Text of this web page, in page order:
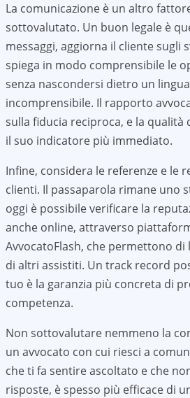
La comunicazione è un altro
sottovalutato. Un buon legale è
messaggi, aggiorna il cliente sugli
spiega in modo comprensibile le
senza nascondersi dietro un
incomprensibile. Il rapporto
sulla fiducia reciproca, e la qualità
il suo indicatore più immediato.
Infine, considera le referenze e le
clienti. Il passaparola rimane uno
oggi è possibile verificare la
anche online, attraverso
AvvocatoFlash, che permettono di
di altri assistiti. Un track record
tuo è la garanzia più concreta di
competenza.
Non sottovalutare nemmeno la
un avvocato con cui riesci a
che ti fa sentire ascoltato e che
risposte, è spesso più efficace di